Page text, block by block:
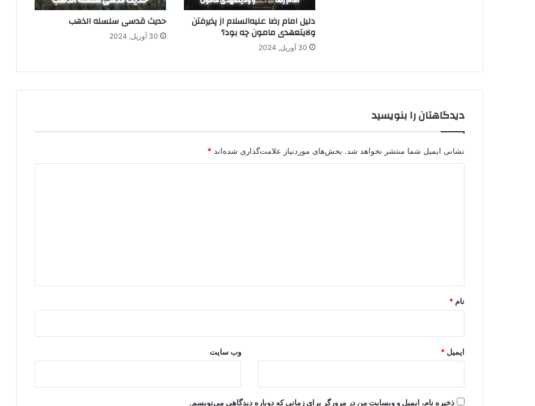
دلیل امام رضا علیه‌السلام از پذیرفتن
ولایتعهدی مامون چه بود؟
30 آوریل, 2024
حدیث قدسی سلسله الذهب
30 آوریل, 2024
دیدگاهتان را بنویسید
نشانی ایمیل شما منتشر نخواهد شد. بخش‌های موردنیاز علامت‌گذاری شده‌اند *
نام *
ایمیل * وب‌ سایت
ذخیره نام، ایمیل و وبسایت من در مرورگر برای زمانی که دوباره دیدگاهی می‌نویسم.